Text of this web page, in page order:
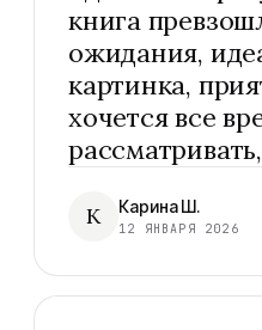
книга
ожидания,
картинка,
хочется все
К Карина Ш.
12 ЯНВАРЯ 2026